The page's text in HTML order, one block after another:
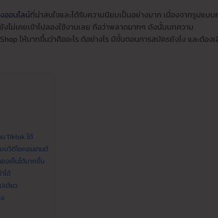
ออนไลน์ที่น่าสนใจและได้รับความนิยมเป็นอย่างมาก เนื่องจากรูปแบ
ม่เคยเข้าไปลองใช้งานเลย ถือว่าพลาดมากๆ ดังนั้นบทความ
ให้มากขึ้นว่าคืออะไร ดีอย่างไร มีขั้นตอนการสมัครยังไง และต้อง
Tiktok ได้
บวิดีโอคอนเทนต์
งเห็นได้มากขึ้น
ได้
เดียว